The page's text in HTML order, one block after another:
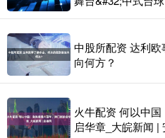
中股所配资 达利
向何方？
火牛配资 何以中
启华章_大皖新闻 |